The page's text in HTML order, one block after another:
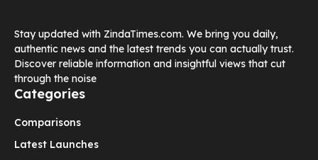
Stay updated with ZindaTimes.com. We bring you daily,
authentic news and the latest trends you can actually trust.
Discover reliable information and insightful views that cut
through the noise
Categories
Comparisons
Latest Launches